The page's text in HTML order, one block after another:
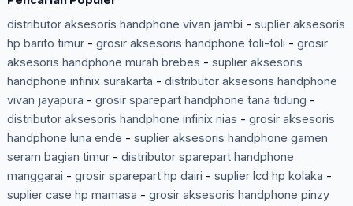
distributor aksesoris handphone vivan jambi - suplier aksesoris
hp barito timur- grosir aksesoris handphone toli-toli - grosir
aksesoris handphone murah brebes - suplier aksesoris
handphone infinix surakarta - distributor aksesoris handphone
vivan jayapura - grosir sparepart handphone tana tidung -
distributor aksesoris handphone infinix nias - grosir aksesoris
handphone luna ende - suplier aksesoris handphone gamen
seram bagian timur- distributor sparepart handphone
manggarai - grosir sparepart hp dairi - suplier lcd hp kolaka -
suplier case hp mamasa - grosir aksesoris handphone pinzy